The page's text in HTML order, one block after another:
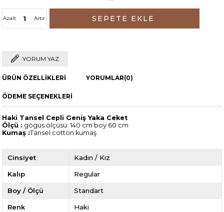
Artır
Azalt
YORUM YAZ
ÜRÜN ÖZELLIKLERI YORUMLAR(0)
ÖDEME SEÇENEKLERI
Haki Tansel Cepli Geniş Yaka Ceket
Ölçü : gögüs ölçüsü: 140 cm boy 60 cm
Kumaş :Tansel cotton kumaş
Cinsiyet Kadın / Kız
Kalıp Regular
Boy / Ölçü Standart
Renk Haki